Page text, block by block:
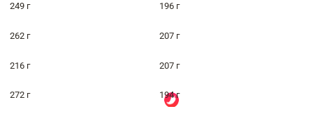
249 г 196 г
262 г 207 г
216 г 207 г
272 г 194 г